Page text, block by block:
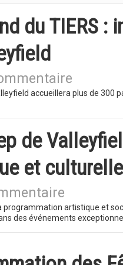
du TIERS :
accueillera plus de
de
et culturelle
programmation artistique et
des événements